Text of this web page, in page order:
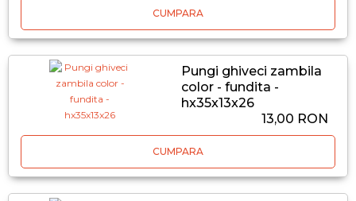
CUMPARA
Pungi ghiveci zambila
color - fundita -
hx35x13x26
13,00 RON
CUMPARA